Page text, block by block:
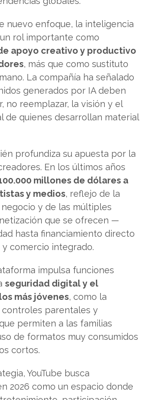
nuevo enfoque, la inteligencia
rol importante como
apoyo creativo y productivo
, más que como sustituto
La compañía ha señalado
generados por IA deben
no reemplazar, la visión y el
de quienes desarrollan material
profundiza su apuesta por la
En los últimos años
millones de dólares a
y medios, reflejo de la
y de las múltiples
que se ofrecen —
hasta financiamiento directo
comercio integrado.
impulsa funciones
seguridad digital y el
más jóvenes, como la
controles parentales y
permiten a las familias
de formatos muy consumidos
cortos.
YouTube busca
2026 como un espacio donde